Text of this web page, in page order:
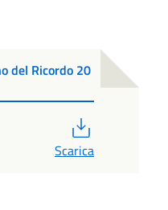
del Ricordo 20
Scarica